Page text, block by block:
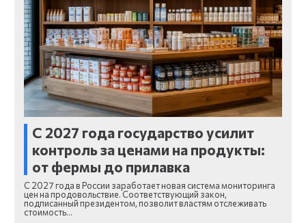
С 2027 года государство усилит
контроль за ценами на продукты:
от фермы до прилавка
С 2027 года в России заработает новая система мониторинга
цен на продовольствие. Соответствующий закон,
подписанный президентом, позволит властям отслеживать
стоимость…